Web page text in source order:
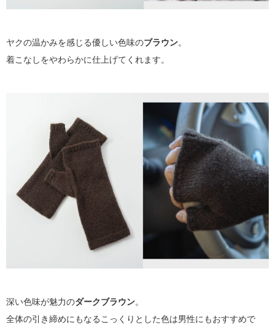
ヤクの温かみを感じる優しい色味のブラウン。
着こなしをやわらかに仕上げてくれます。
深い色味が魅力のダークブラウン。
全体の引き締めにもなるこっくりとした色は男性にもおすすめで